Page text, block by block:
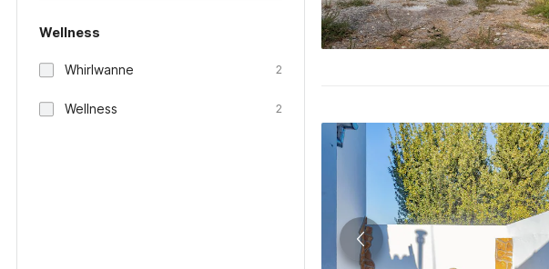
Wellness
Whirlwanne 2
Wellness 2